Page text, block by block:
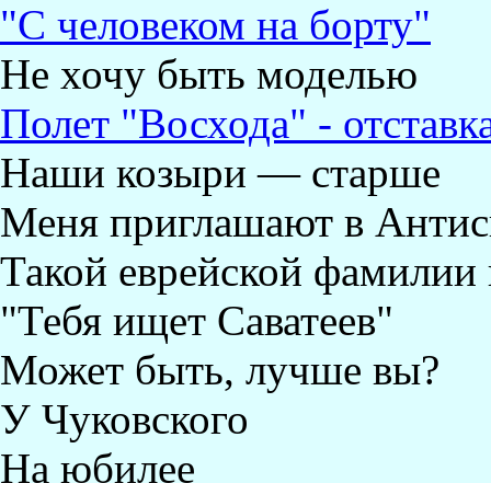
"С человеком на борту"
Не хочу быть моделью
Полет "Восхода" -
Наши козыри — старше
Меня приглашают в
Такой еврейской фамилии
"Тебя ищет Саватеев"
Может быть, лучше вы?
У Чуковского
На юбилее